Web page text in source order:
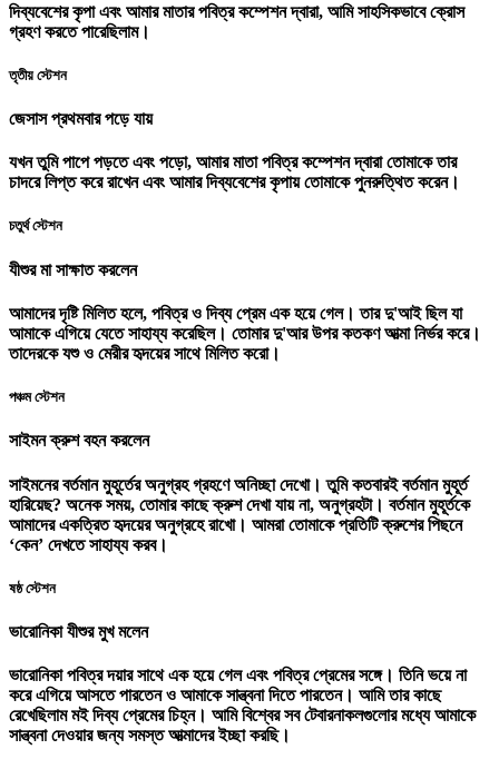
দিব্যবেশের কৃপা এবং আমার মাতার পবিত্র কম্পেশন দ্বারা, আমি সাহসিকভাবে ক্রোস
গ্রহণ করতে পারেছিলাম।
তৃতীয় স্টেশন
জেসাস প্রথমবার পড়ে যায়
যখন তুমি পাপে পড়তে এবং পড়ো, আমার মাতা পবিত্র কম্পেশন দ্বারা তোমাকে তার
চাদরে লিপ্ত করে রাখেন এবং আমার দিব্যবেশের কৃপায় তোমাকে পুনরুত্থিত করেন।
চতুর্থ স্টেশন
যীশুর মা সাক্ষাত করলেন
আমাদের দৃষ্টি মিলিত হলে, পবিত্র ও দিব্য প্রেম এক হয়ে গেল। তার দু'আই ছিল যা
আমাকে এগিয়ে যেতে সাহায্য করেছিল। তোমার দু'আর উপর কতকণ আত্মা নির্ভর করে।
তাদেরকে যশু ও মেরীর হৃদয়ের সাথে মিলিত করো।
পঞ্চম স্টেশন
সাইমন ক্রুশ বহন করলেন
সাইমনের বর্তমান মুহূর্তের অনুগ্রহ গ্রহণে অনিচ্ছা দেখো। তুমি কতবারই বর্তমান মুহূর্ত
হারিয়েছ? অনেক সময়, তোমার কাছে ক্রুশ দেখা যায় না, অনুগ্রহটা। বর্তমান মুহূর্তকে
আমাদের একত্রিত হৃদয়ের অনুগ্রহে রাখো। আমরা তোমাকে প্রতিটি ক্রুশের পিছনে
‘কেন’ দেখতে সাহায্য করব।
ষষ্ঠ স্টেশন
ভারোনিকা যীশুর মুখ মলেন
ভারোনিকা পবিত্র দয়ার সাথে এক হয়ে গেল এবং পবিত্র প্রেমের সঙ্গে। তিনি ভয়ে না
করে এগিয়ে আসতে পারতেন ও আমাকে সান্ত্বনা দিতে পারতেন। আমি তার কাছে
রেখেছিলাম মই দিব্য প্রেমের চিহ্ন। আমি বিশ্বের সব টেবারনাকলগুলোর মধ্যে আমাকে
সান্ত্বনা দেওয়ার জন্য সমস্ত আত্মাদের ইচ্ছা করছি।